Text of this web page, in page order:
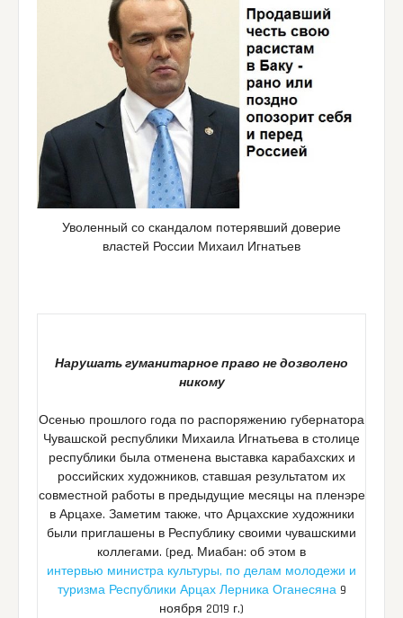
Уволенный со скандалом потерявший доверие
властей России Михаил Игнатьев
Нарушать гуманитарное право не дозволено
никому
Осенью прошлого года по распоряжению губернатора
Чувашской республики Михаила Игнатьева в столице
республики была отменена выставка карабахских и
российских художников, ставшая результатом их
совместной работы в предыдущие месяцы на пленэре
в Арцахе. Заметим также, что Арцахские художники
были приглашены в Республику своими чувашскими
коллегами. (ред. Миабан: об этом в
интервью министра культуры, по делам молодежи и
туризма Республики Арцах Лерника Оганесяна9
ноября 2019 г.)